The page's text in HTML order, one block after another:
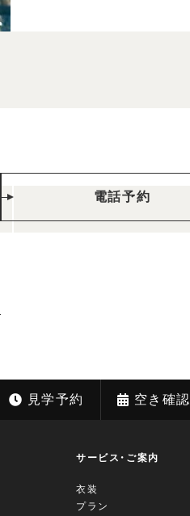
電話予約
見学予約 空き確認
サービス・ご案内
衣装
プラン